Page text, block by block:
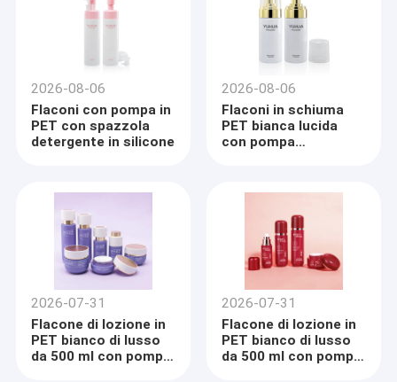
2026-08-06
Flaconi con pompa in
PET con spazzola
detergente in silicone
2026-08-06
Flaconi in schiuma
PET bianca lucida
con pompa
2026-07-31
Flacone di lozione in
PET bianco di lusso
da 500 ml con pompa
2026-07-31
Flacone di lozione in
PET bianco di lusso
da 500 ml con pompa